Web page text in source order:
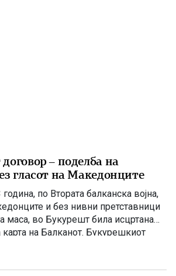
– поделба на
гласот на Македонците
по Втората балканска војна,
и без нивни претставници
маса, во Букурешт била исцртана
карта на Балканот. Букурешкиот
еден од најтешките настани во
соседните балкански држави, а